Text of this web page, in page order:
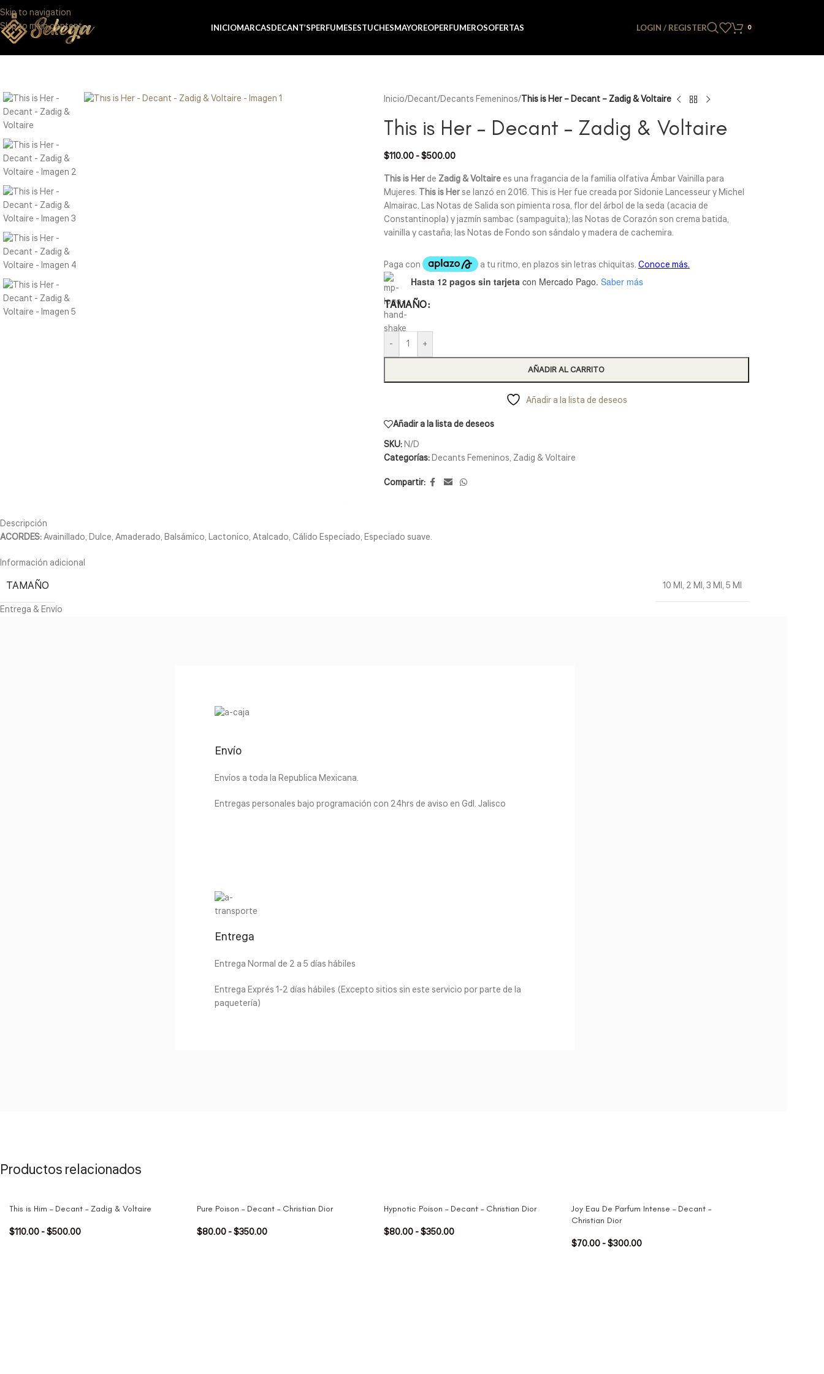
Skip to navigation
Skip to main content
INICIOMARCASDECANT’SPERFUMESESTUCHESMAYOREOPERFUMEROSOFERTAS LOGIN / REGISTER 0
Inicio/Decant/Decants Femeninos/This is Her – Decant – Zadig & Voltaire
This is Her – Decant – Zadig & Voltaire
$110.00 -$500.00
This is Herde Zadig & Voltairees una fragancia de la familia olfativa Ámbar Vainilla para
Mujeres. This is Herse lanzó en 2016. This is Her fue creada por Sidonie Lancesseur y Michel
Almairac. Las Notas de Salida son pimienta rosa, flor del árbol de la seda (acacia de
Constantinopla) y jazmín sambac (sampaguita); las Notas de Corazón son crema batida,
vainilla y castaña; las Notas de Fondo son sándalo y madera de cachemira.
Hasta 12 pagos sin tarjeta con Mercado Pago. Saber más
TAMAÑO
- +
AÑADIR AL CARRITO
Añadir a la lista de deseos
Añadir a la lista de deseos
SKU:N/D
Categorías:Decants Femeninos, Zadig & Voltaire
Compartir:
Descripción
ACORDES:Avainillado, Dulce, Amaderado, Balsámico, Lactonico, Atalcado, Cálido Especiado, Especiado suave.
Información adicional
TAMAÑO 10 Ml, 2 Ml, 3 Ml, 5 Ml
Entrega & Envío
Envío
Envíos a toda la Republica Mexicana.
Entregas personales bajo programación con 24hrs de aviso en Gdl. Jalisco
Entrega
Entrega Normal de 2 a 5 días hábiles
Entrega Exprés 1-2 días hábiles (Excepto sitios sin este servicio por parte de la
paquetería)
Productos relacionados
This is Him – Decant – Zadig & Voltaire
$110.00 -$500.00
Pure Poison – Decant – Christian Dior
$80.00 -$350.00
Hypnotic Poison – Decant – Christian Dior
$80.00 -$350.00
Joy Eau De Parfum Intense – Decant –
Christian Dior
$70.00 -$300.00